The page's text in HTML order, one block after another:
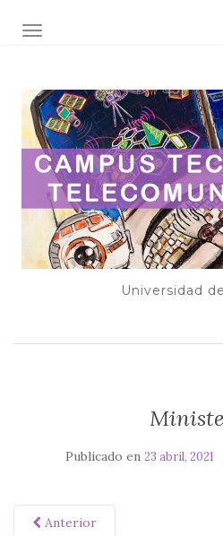
ALTERNAR NAVEGACIÓN
Universidad
Publicado en 23 abril, 2021
Anterior